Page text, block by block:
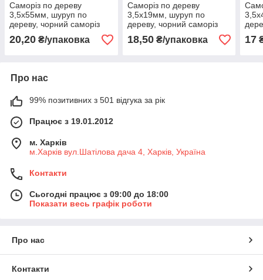
Саморіз по дереву
3,5х55мм, шуруп по
дереву, чорний саморіз
для гіпсокартона (50 штук)
20,20 ₴/упаковка
Саморіз по дереву
3,5х19мм, шуруп по
дереву, чорний саморіз
для гіпсокартона (100
штук)
18,50₴/упаковка
для
17
Про нас
99% позитивних з 501 відгука за рік
Працює з 19.01.2012
м. Харків
м.Харків вул.Шатілова дача 4, Харків, Україна
Контакти
Сьогодні працює з 09:00 до 18:00
Показати весь графік роботи
Про нас
Контакти